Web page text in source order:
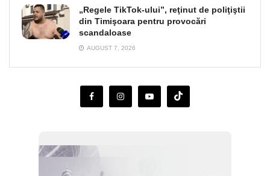
„Regele TikTok-ului”, reţinut de poliţiştii
din Timişoara pentru provocări
scandaloase
AUGUST 7, 2026